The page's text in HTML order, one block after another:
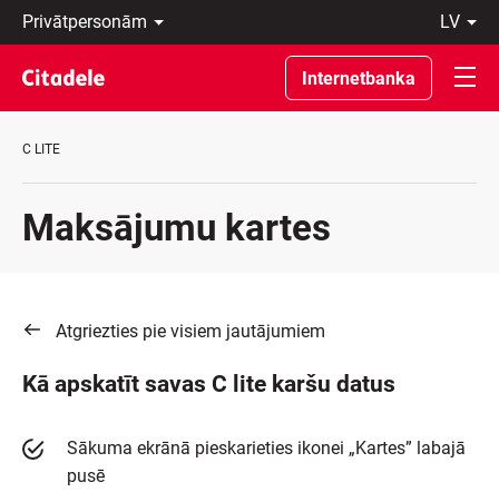
Privātpersonām
Uzņēmumiem
Private
Banking
Par
C
lv
Latviski
По-
русски
In
Internetbanka
C LITE
Maksājumu kartes
Atgriezties pie visiem jautājumiem
Kā apskatīt savas C lite karšu datus
Sākuma ekrānā pieskarieties ikonei „Kartes” labajā
pusē